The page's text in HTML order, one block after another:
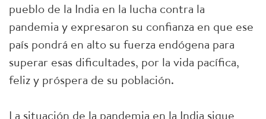
pueblo de la India en la lucha contra la
pandemia y expresaron su confianza en que ese
país pondrá en alto su fuerza endógena para
superar esas dificultades, por la vida pacífica,
feliz y próspera de su población.
La situación de la pandemia en la India sigue